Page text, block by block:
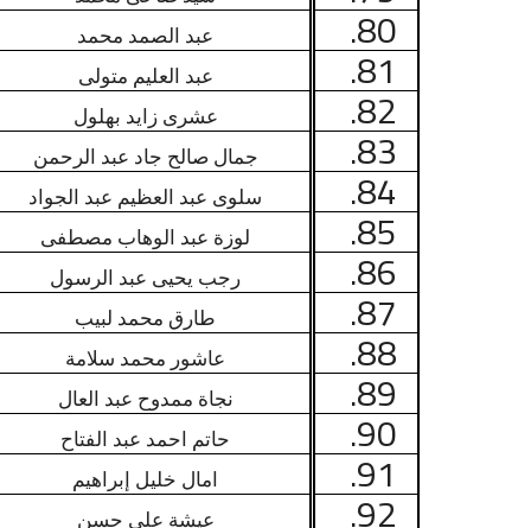
80. عبد الصمد محمد
81. عبد العليم متولى
82. عشرى زايد بهلول
83. جمال صالح جاد عبد الرحمن
84. سلوى عبد العظيم عبد الجواد
85. لوزة عبد الوهاب مصطفى
86. رجب يحيى عبد الرسول
87. طارق محمد لبيب
88. عاشور محمد سلامة
89. نجاة ممدوح عبد العال
90. حاتم احمد عبد الفتاح
91. امال خليل إبراهيم
92. عيشة على حسن